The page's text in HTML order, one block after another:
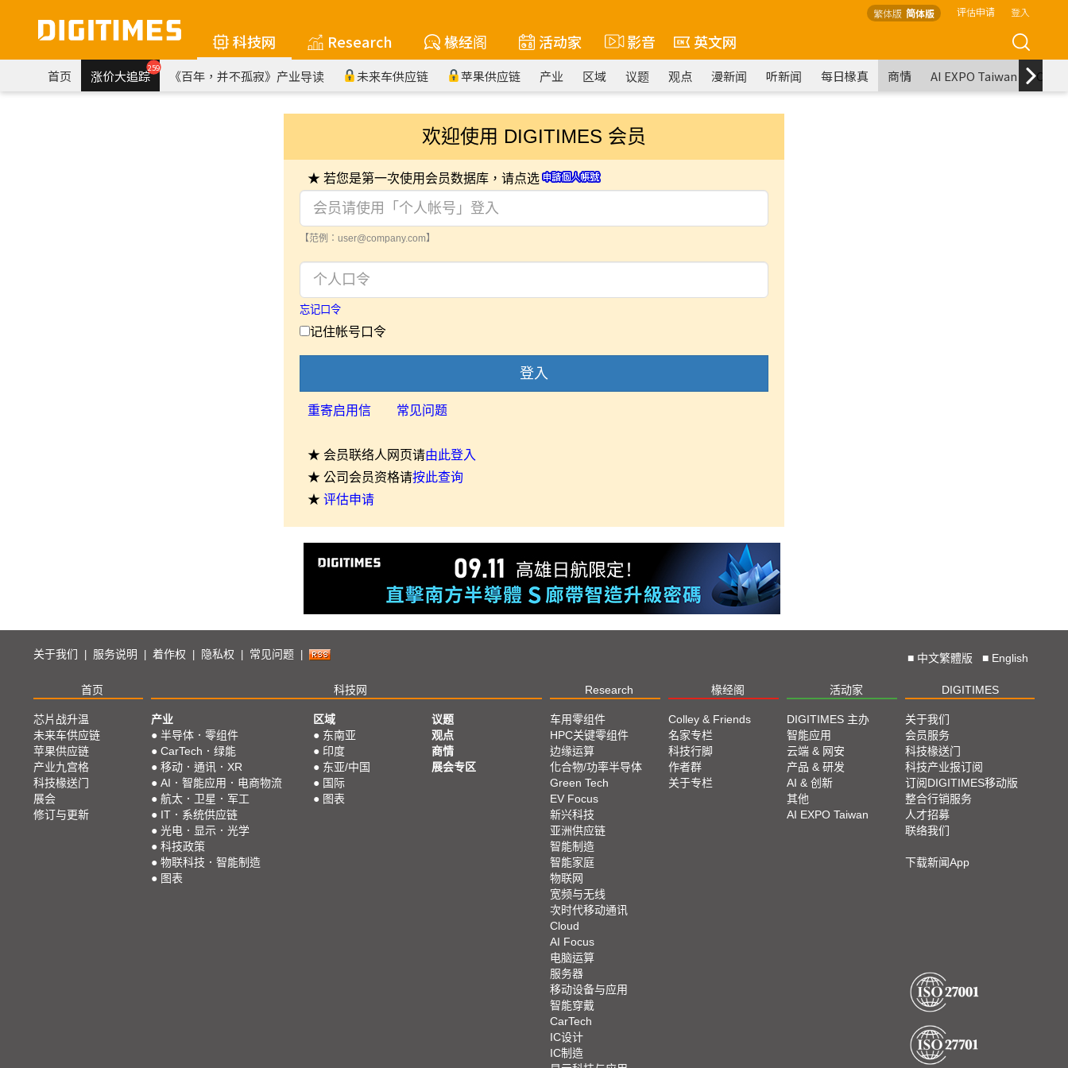
繁体版 简体版 评估申请 登入
科技网 Research 椽经阁 活动家 影音 英文网
首页 涨价大追踪259 《百年，并不孤寂》产业导读 未来车供应链 苹果供应链 产业 区域 议题 观点 漫新闻 听新闻 每日椽真 商情 AI EXPO Taiwan
欢迎使用 DIGITIMES 会员
★ 若您是第一次使用会员数据库，请点选
【范例：user@company.com】
忘记口令
记住帐号口令
登入
重寄启用信 常见问题
★ 会员联络人网页请由此登入
★ 公司会员资格请按此查询
★ 评估申请
关于我们 服务说明 着作权 隐私权 常见问题 ■ 中文繁體版 ■ English
首页 科技网 Research 椽经阁 活动家 DIGITIMES
芯片战升温
未来车供应链
苹果供应链
产业九宫格
科技椽送门
展会
修订与更新
产业
● 半导体．零组件
● CarTech．绿能
● 移动．通讯．XR
● AI．智能应用．电商物流
● 航太．卫星．军工
● IT．系统供应链
● 光电．显示．光学
● 科技政策
● 物联科技．智能制造
● 图表
区域
● 东南亚
● 印度
● 东亚/中国
● 国际
● 图表
议题
观点
商情
展会专区
车用零组件
HPC关键零组件
边缘运算
化合物/功率半导体
Green Tech
EV Focus
新兴科技
亚洲供应链
智能制造
智能家庭
物联网
宽频与无线
次时代移动通讯
Cloud
AI Focus
电脑运算
服务器
移动设备与应用
智能穿戴
CarTech
IC设计
IC制造
Colley & Friends
名家专栏
科技行脚
作者群
关于专栏
DIGITIMES 主办
智能应用
云端 & 网安
产品 & 研发
AI & 创新
其他
AI EXPO Taiwan
关于我们
会员服务
科技椽送门
科技产业报订阅
订阅DIGITIMES移动版
整合行销服务
人才招募
联络我们
下载新闻App